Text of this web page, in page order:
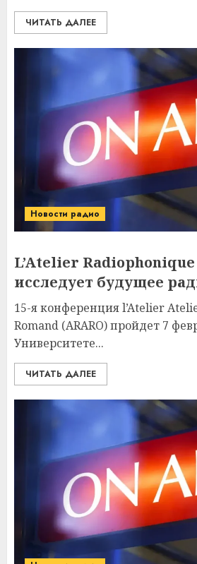
ЧИТАТЬ ДАЛЕЕ
Новости радио
L’Atelier
исследует будущее
15-я конференция l’Atelier
Romand (ARARO) пройдет 7
Университете...
ЧИТАТЬ ДАЛЕЕ